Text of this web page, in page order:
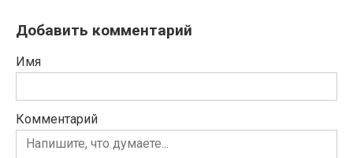
Добавить комментарий
Имя
Комментарий